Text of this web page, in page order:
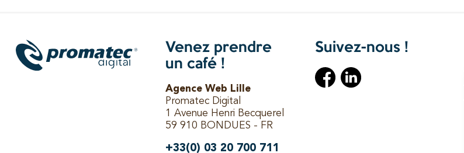
Venez prendre
un café !
Agence Web Lille
Promatec Digital
1 Avenue Henri Becquerel
59 910 BONDUES - FR
+33(0) 03 20 700 711
Suivez-nous !